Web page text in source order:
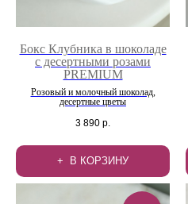
Бокс Клубника в шоколаде
с десертными розами
PREMIUM
Розовый и молочный шоколад,
десертные цветы
3 890 р.
В КОРЗИНУ